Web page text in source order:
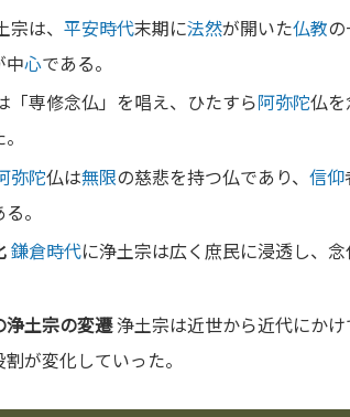
宗は、平安時代末期に法然が開いた仏教の
中心である。
「専修念仏」を唱え、ひたすら阿弥陀仏
弥陀仏は無限の慈悲を持つ仏であり、信仰
。
鎌倉時代に浄土宗は広く庶民に浸透し、
土宗の変遷浄土宗は近世から近代にか
が変化していった。